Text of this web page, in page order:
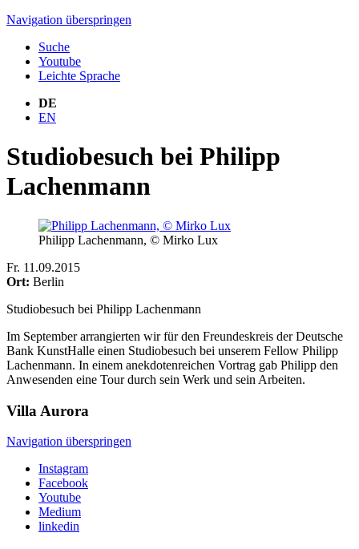
Navigation überspringen
Suche
Youtube
Leichte Sprache
DE
EN
Studiobesuch bei Philipp
Lachenmann
Philipp Lachenmann, © Mirko Lux
Fr. 11.09.2015
Ort: Berlin
Studiobesuch bei Philipp Lachenmann
Im September arrangierten wir für den Freundeskreis der Deutsche
Bank KunstHalle einen Studiobesuch bei unserem Fellow Philipp
Lachenmann. In einem anekdotenreichen Vortrag gab Philipp den
Anwesenden eine Tour durch sein Werk und sein Arbeiten.
Villa Aurora
Navigation überspringen
Instagram
Facebook
Youtube
Medium
linkedin